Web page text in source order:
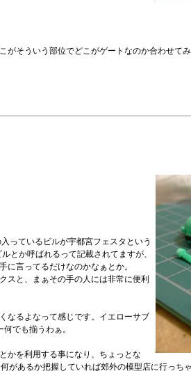
そういう部位でどこがゲートなのか合わせて
っているビルが宇都宮フェスタという
とか呼ばれるって記載されてますが、
言ってるだけなのかなぁとか。
スと、まぁその手の人には非常に便利
なるよなって感じです。イエローサブ
でも揃うわぁ。
かを利用する事になり、ちょっとな
があるか把握していれば郊外の模型店に行っち